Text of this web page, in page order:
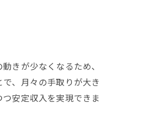
きが少なくなるため、
、月々の手取りが大き
安定収入を実現できま